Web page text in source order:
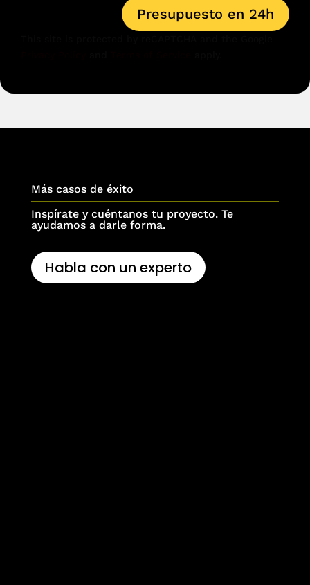
Presupuesto en 24h
Más casos de éxito
Inspírate y cuéntanos tu proyecto. Te
ayudamos a darle forma.
Habla con un experto